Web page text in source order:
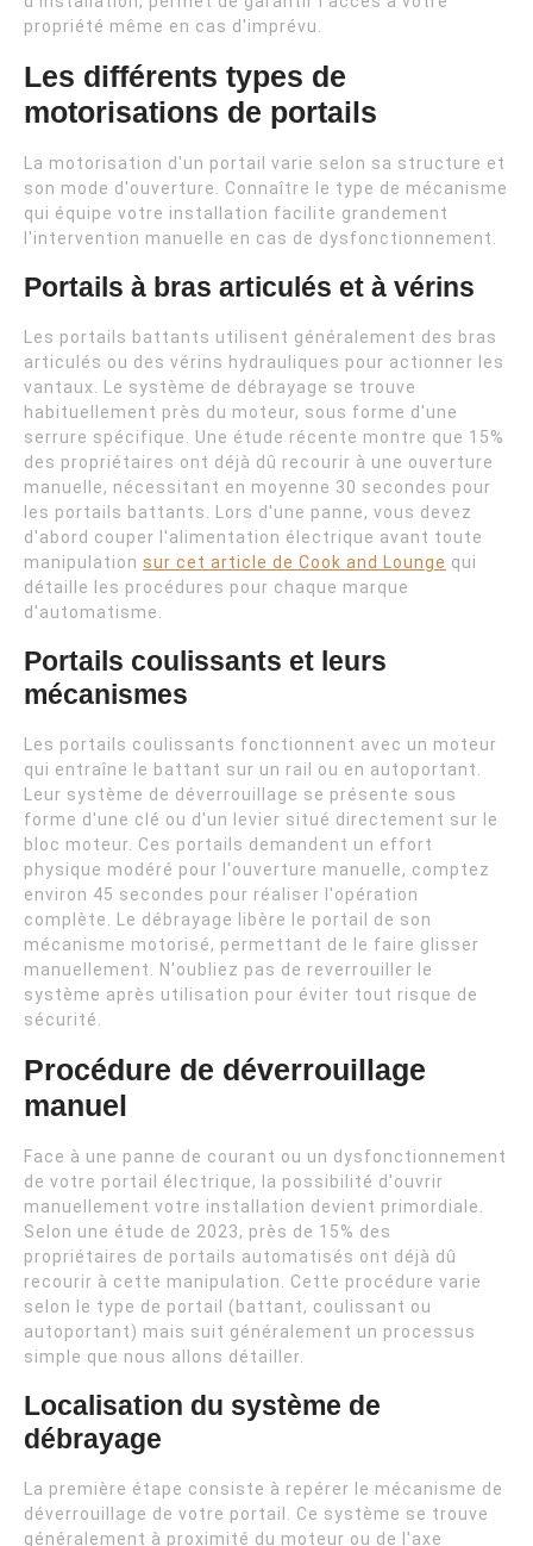
propriété même en cas d'imprévu.
Les différents types de
motorisations de portails
La motorisation d'un portail varie selon sa structure et
son mode d'ouverture. Connaître le type de mécanisme
qui équipe votre installation facilite grandement
l'intervention manuelle en cas de dysfonctionnement.
Portails à bras articulés et à vérins
Les portails battants utilisent généralement des bras
articulés ou des vérins hydrauliques pour actionner les
vantaux. Le système de débrayage se trouve
habituellement près du moteur, sous forme d'une
serrure spécifique. Une étude récente montre que 15%
des propriétaires ont déjà dû recourir à une ouverture
manuelle, nécessitant en moyenne 30 secondes pour
les portails battants. Lors d'une panne, vous devez
d'abord couper l'alimentation électrique avant toute
manipulation sur cet article de Cook and Lounge qui
détaille les procédures pour chaque marque
d'automatisme.
Portails coulissants et leurs
mécanismes
Les portails coulissants fonctionnent avec un moteur
qui entraîne le battant sur un rail ou en autoportant.
Leur système de déverrouillage se présente sous
forme d'une clé ou d'un levier situé directement sur le
bloc moteur. Ces portails demandent un effort
physique modéré pour l'ouverture manuelle, comptez
environ 45 secondes pour réaliser l'opération
complète. Le débrayage libère le portail de son
mécanisme motorisé, permettant de le faire glisser
manuellement. N'oubliez pas de reverrouiller le
système après utilisation pour éviter tout risque de
sécurité.
Procédure de déverrouillage
manuel
Face à une panne de courant ou un dysfonctionnement
de votre portail électrique, la possibilité d'ouvrir
manuellement votre installation devient primordiale.
Selon une étude de 2023, près de 15% des
propriétaires de portails automatisés ont déjà dû
recourir à cette manipulation. Cette procédure varie
selon le type de portail (battant, coulissant ou
autoportant) mais suit généralement un processus
simple que nous allons détailler.
Localisation du système de
débrayage
La première étape consiste à repérer le mécanisme de
déverrouillage de votre portail. Ce système se trouve
généralement à proximité du moteur ou de l'axe